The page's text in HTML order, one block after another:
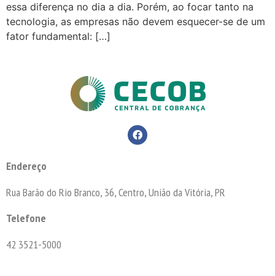
essa diferença no dia a dia. Porém, ao focar tanto na
tecnologia, as empresas não devem esquecer-se de um
fator fundamental: […]
Endereço
Rua Barão do Rio Branco, 36, Centro, União da Vitória, PR
Telefone
42 3521-5000